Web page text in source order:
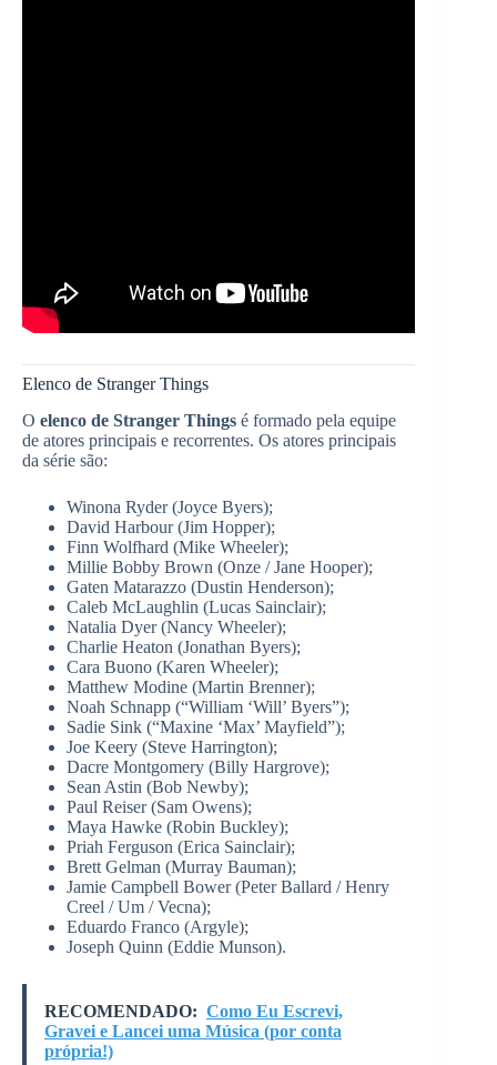
Elenco de Stranger Things
O elenco de Stranger Things é formado pela equipe
de atores principais e recorrentes. Os atores principais
da série são:
Winona Ryder (Joyce Byers);
David Harbour (Jim Hopper);
Finn Wolfhard (Mike Wheeler);
Millie Bobby Brown (Onze / Jane Hooper);
Gaten Matarazzo (Dustin Henderson);
Caleb McLaughlin (Lucas Sainclair);
Natalia Dyer (Nancy Wheeler);
Charlie Heaton (Jonathan Byers);
Cara Buono (Karen Wheeler);
Matthew Modine (Martin Brenner);
Noah Schnapp (“William ‘Will’ Byers”);
Sadie Sink (“Maxine ‘Max’ Mayfield”);
Joe Keery (Steve Harrington);
Dacre Montgomery (Billy Hargrove);
Sean Astin (Bob Newby);
Paul Reiser (Sam Owens);
Maya Hawke (Robin Buckley);
Priah Ferguson (Erica Sainclair);
Brett Gelman (Murray Bauman);
Jamie Campbell Bower (Peter Ballard / Henry
Creel / Um / Vecna);
Eduardo Franco (Argyle);
Joseph Quinn (Eddie Munson).
RECOMENDADO: Como Eu Escrevi,
Gravei e Lancei uma Música (por conta
própria!)